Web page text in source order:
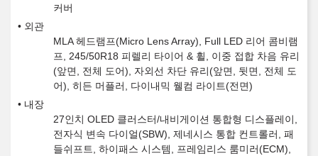
커버
외관
MLA 헤드램프(Micro Lens Array), Full LED 리어 콤비램
프, 245/50R18 피렐리 타이어 & 휠, 이중 접합 차음 유리
(앞면, 전체 도어), 자외선 차단 유리(앞면, 뒷면, 전체 도
어), 히든 머플러, 다이내믹 웰컴 라이트(전면)
내장
27인치 OLED 클러스터/내비게이션 통합형 디스플레이,
전자식 변속 다이얼(SBW), 제네시스 통합 컨트롤러, 패
들쉬프트, 하이패스 시스템, 프레임리스 룸미러(ECM),